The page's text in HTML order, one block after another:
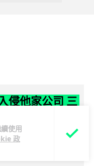
使用
政
侵他家公司 三
1.1 在網絡安全測試期
外連上互聯網...